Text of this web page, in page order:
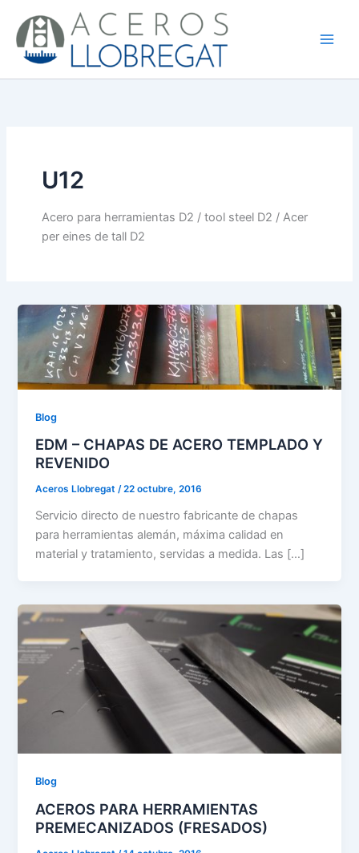
contenido
U12
Acero para herramientas D2 / tool steel D2 / Acer
per eines de tall D2
Blog
EDM – CHAPAS DE ACERO TEMPLADO Y
REVENIDO
Aceros Llobregat/22 octubre, 2016
Servicio directo de nuestro fabricante de chapas
para herramientas alemán, máxima calidad en
material y tratamiento, servidas a medida. Las […]
Blog
ACEROS PARA HERRAMIENTAS
PREMECANIZADOS (FRESADOS)